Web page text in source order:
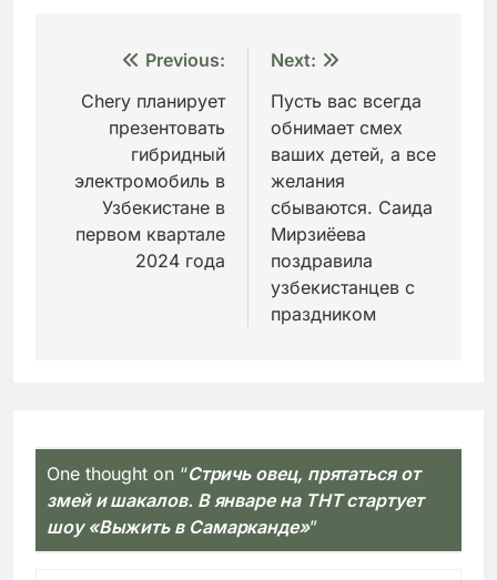
Навигация
по
записям
Previous:
Chery планирует
презентовать
гибридный
электромобиль в
Узбекистане в
первом квартале
2024 года
Next:
Пусть вас всегда
обнимает смех
ваших детей, а все
желания
сбываются. Саида
Мирзиёева
поздравила
узбекистанцев с
праздником
One thought on “Стричь овец, прятаться от
змей и шакалов. В январе на ТНТ стартует
шоу «Выжить в Самарканде»”